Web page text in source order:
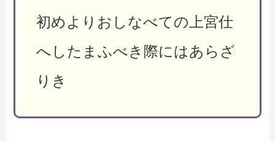
初めよりおしなべての上宮仕
へしたまふべき際にはあらざ
りき